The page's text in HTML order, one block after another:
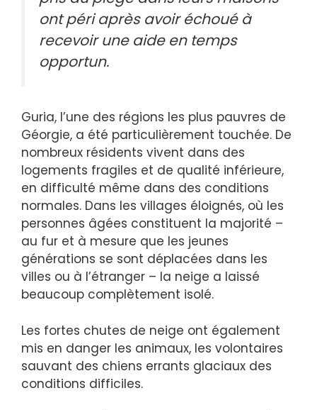
ont péri après avoir échoué à
recevoir une aide en temps
opportun.
Guria, l’une des régions les plus pauvres de
Géorgie, a été particulièrement touchée. De
nombreux résidents vivent dans des
logements fragiles et de qualité inférieure,
en difficulté même dans des conditions
normales. Dans les villages éloignés, où les
personnes âgées constituent la majorité –
au fur et à mesure que les jeunes
générations se sont déplacées dans les
villes ou à l’étranger – la neige a laissé
beaucoup complètement isolé.
Les fortes chutes de neige ont également
mis en danger les animaux, les volontaires
sauvant des chiens errants glaciaux des
conditions difficiles.